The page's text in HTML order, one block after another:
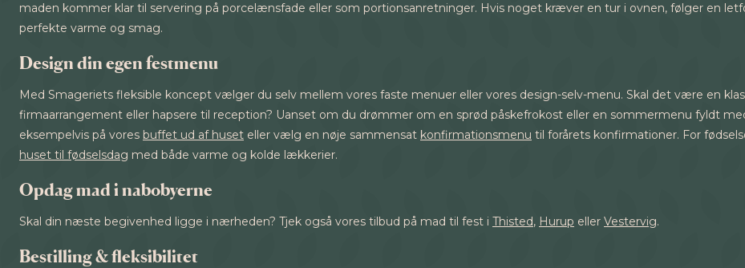
maden kommer klar til servering på porcelænsfade eller som portionsanretninger. Hvis noget kræver en tur i ovnen, følger en
perfekte varme og smag.
Design din egen festmenu
Med Smageriets fleksible koncept vælger du selv mellem vores faste menuer eller vores design-selv-menu. Skal det være en
firmaarrangement eller hapsere til reception? Uanset om du drømmer om en sprød påskefrokost eller en sommermenu fyldt
eksempelvis på vores buffet ud af huset eller vælg en nøje sammensat konfirmationsmenu til forårets konfirmationer. For
huset til fødselsdag med både varme og kolde lækkerier.
Opdag mad i nabobyerne
Skal din næste begivenhed ligge i nærheden? Tjek også vores tilbud på mad til fest i Thisted, Hurup eller Vestervig.
Bestilling & fleksibilitet